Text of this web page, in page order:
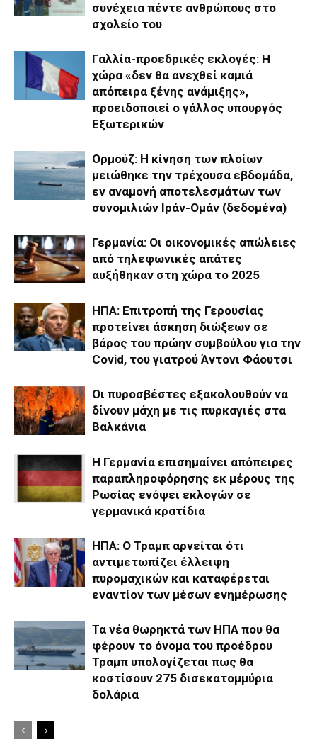
συνέχεια πέντε ανθρώπους στο
σχολείο του
Γαλλία-προεδρικές εκλογές: Η
χώρα «δεν θα ανεχθεί καμιά
απόπειρα ξένης ανάμιξης»,
προειδοποιεί ο γάλλος υπουργός
Εξωτερικών
Ορμούζ: Η κίνηση των πλοίων
μειώθηκε την τρέχουσα εβδομάδα,
εν αναμονή αποτελεσμάτων των
συνομιλιών Ιράν-Ομάν (δεδομένα)
Γερμανία: Οι οικονομικές απώλειες
από τηλεφωνικές απάτες
αυξήθηκαν στη χώρα το 2025
ΗΠΑ: Επιτροπή της Γερουσίας
προτείνει άσκηση διώξεων σε
βάρος του πρώην συμβούλου για την
Covid, του γιατρού Άντονι Φάουτσι
Οι πυροσβέστες εξακολουθούν να
δίνουν μάχη με τις πυρκαγιές στα
Βαλκάνια
Η Γερμανία επισημαίνει απόπειρες
παραπληροφόρησης εκ μέρους της
Ρωσίας ενόψει εκλογών σε
γερμανικά κρατίδια
ΗΠΑ: Ο Τραμπ αρνείται ότι
αντιμετωπίζει έλλειψη
πυρομαχικών και καταφέρεται
εναντίον των μέσων ενημέρωσης
Τα νέα θωρηκτά των ΗΠΑ που θα
φέρουν το όνομα του προέδρου
Τραμπ υπολογίζεται πως θα
κοστίσουν 275 δισεκατομμύρια
δολάρια